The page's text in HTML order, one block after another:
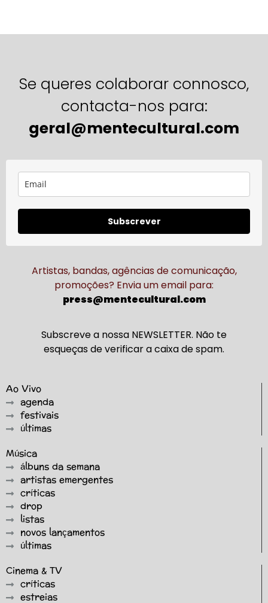
Se queres colaborar connosco,
contacta-nos para:
geral@mentecultural.com
Subscrever
Artistas, bandas, agências de comunicação,
promoções? Envia um email para:
press@mentecultural.com
Subscreve a nossa NEWSLETTER. Não te
esqueças de verificar a caixa de spam.
Ao Vivo
agenda
festivais
últimas
Música
álbuns da semana
artistas emergentes
críticas
drop
listas
novos lançamentos
últimas
Cinema & TV
críticas
estreias